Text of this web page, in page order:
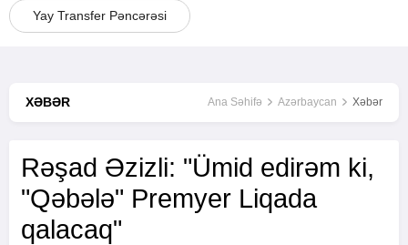
Yay Transfer Pəncərəsi
XƏBƏR Ana Səhifə Azərbaycan Xəbər
Rəşad Əzizli: "Ümid edirəm ki,
"Qəbələ" Premyer Liqada
qalacaq"